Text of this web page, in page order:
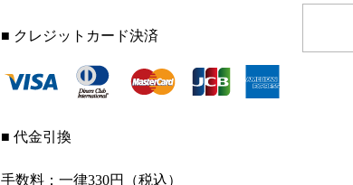
■ クレジットカード決済
■ 代金引換
手数料：一律330円（税込）